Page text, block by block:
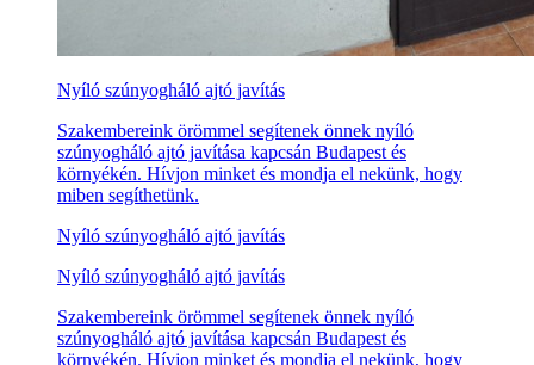
Nyíló szúnyogháló ajtó javítás
Szakembereink örömmel segítenek önnek nyíló
szúnyogháló ajtó javítása kapcsán Budapest és
környékén. Hívjon minket és mondja el nekünk, hogy
miben segíthetünk.
Nyíló szúnyogháló ajtó javítás
Nyíló szúnyogháló ajtó javítás
Szakembereink örömmel segítenek önnek nyíló
szúnyogháló ajtó javítása kapcsán Budapest és
környékén. Hívjon minket és mondja el nekünk, hogy